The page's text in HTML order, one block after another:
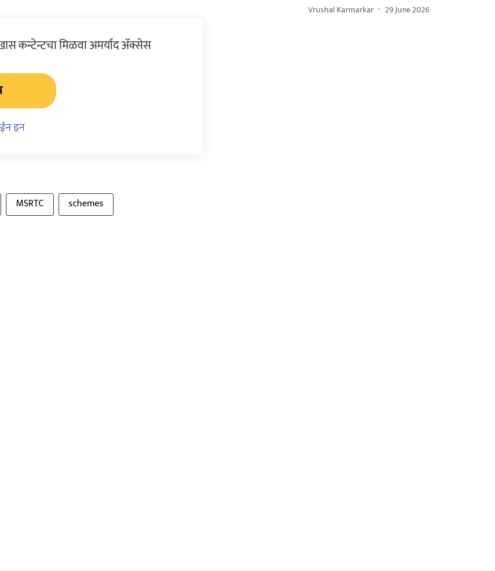
कन्टेन्टचा मिळवा अमर्याद ॲक्सेस
इन
MSRTC schemes
Vrushal Karmarkar 29 June 2026